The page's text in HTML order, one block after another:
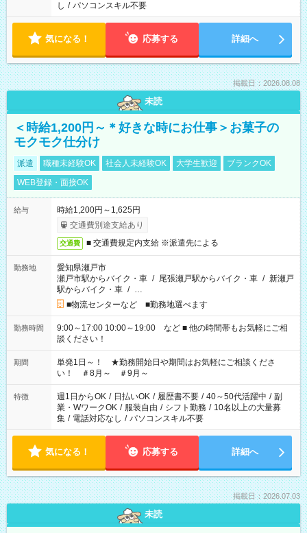
し / パソコンスキル不要
気になる！ 応募する 詳細へ
掲載日：2026.08.08
未読
＜時給1,200円～＊好きな時にお仕事＞お菓子の
モクモク仕分け
派遣 職種未経験OK 社会人未経験OK 大学生歓迎
ブランクOK
WEB登録・面接OK
給与
時給1,200円～1,625円
交通費別途支給あり
交通費 ■ 交通費規定内支給 ※派遣先による
勤務地
愛知県瀬戸市
瀬戸市駅からバイク・車 / 尾張瀬戸駅からバイク・車 / 新瀬戸
駅からバイク・車 / …
■物流センターなど ■勤務地選べます
勤務時間
9:00～17:00 10:00～19:00 など ■ 他の時間帯もお気軽にご相
談ください！
期間
単発1日～！ ★勤務開始日や期間はお気軽にご相談くださ
い！ ＃8月～ ＃9月～
特徴 週1日からOK / 日払いOK / 履歴書不要 / 40～50代活躍中 / 副
業・WワークOK / 服装自由 / シフト勤務 / 10名以上の大量募
集 / 電話対応なし / パソコンスキル不要
気になる！ 応募する 詳細へ
掲載日：2026.07.03
未読